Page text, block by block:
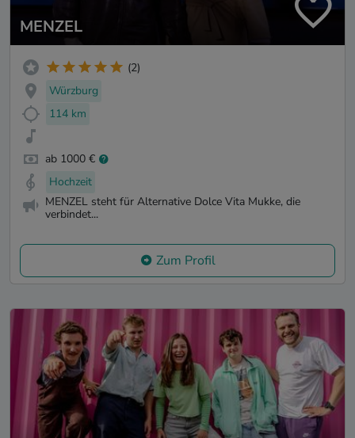
MENZEL
(2)
Würzburg
114 km
ab 1000 €
Hochzeit
MENZEL steht für Alternative Dolce Vita Mukke, die
verbindet...
Zum Profil